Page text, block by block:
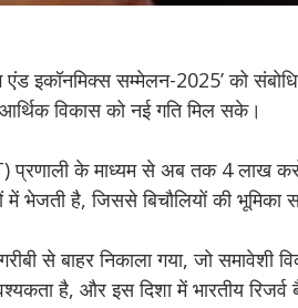
एंड इकॉनमिक्स सम्मेलन-2025’ को
विकास को नई गति मिल सके।
प्रणाली के माध्यम से अब तक 4 लाख
भेजती है, जिससे बिचौलियों की भूमिका
से बाहर निकाला गया, जो समावेशी
है, और इस दिशा में भारतीय